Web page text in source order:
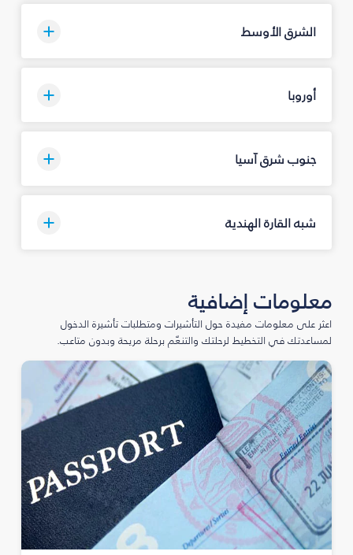
الشرق الأوسط
أوروبا
جنوب شرق آسيا
شبه القارة الهندية
معلومات إضافية
اعثر على معلومات مفيدة حول التأشيرات ومتطلبات تأشيرة الدخول
لمساعدتك في التخطيط لرحلتك والتنعّم برحلة مريحة وبدون متاعب.